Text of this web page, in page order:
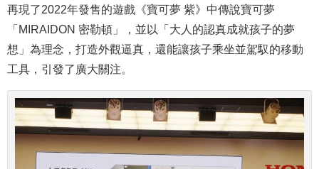
再現了2022年發售的遊戲《寶可夢 紫》中傳說寶可夢
「MIRAIDON 密勒頓」，並以「大人的認真成就孩子的夢
想」為理念，打造外觀逼真，還能讓孩子乘坐並駕馭的移動
工具，引發了廣大關注。